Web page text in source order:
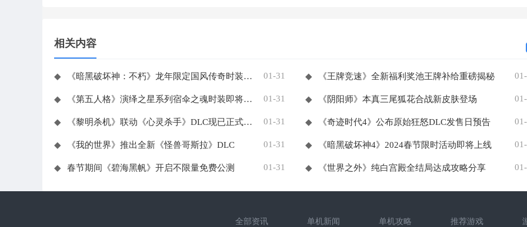
相关内容
◆ 《暗黑破坏神：不朽》龙年限定国风传奇时装惊艳降临 01-31 ◆ 《王牌竞速》全新福利奖池王牌补给重磅揭秘
◆ 《第五人格》演绎之星系列宿伞之魂时装即将上架 01-31 ◆ 《阴阳师》本真三尾狐花合战新皮肤登场
◆ 《黎明杀机》联动《心灵杀手》DLC现已正式上线Steam 01-31 ◆ 《奇迹时代4》公布原始狂怒DLC发售日预告
◆ 《我的世界》推出全新《怪兽哥斯拉》DLC 01-31 ◆ 《暗黑破坏神4》2024春节限时活动即将上线
◆ 春节期间《碧海黑帆》开启不限量免费公测 01-31 ◆ 《世界之外》纯白宫殿全结局达成攻略分享
全部资讯 单机新闻 单机攻略 推荐游戏